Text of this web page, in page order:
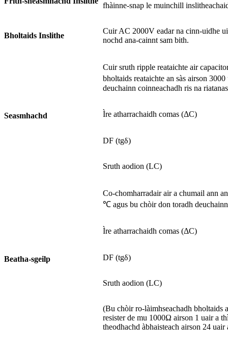
fhàinne-snap le muinchill
Bholtaids Inslithe
Cuir AC 2000V eadar na cinn-uidhe
nochd ana-cainnt sam bith.
Seasmhachd
Cuir sruth ripple reataichte air
bholtaids reataichte an sàs airson
deuchainn coinneachadh ris na
Ìre atharrachaidh comas (ΔC)
DF (tgδ)
Sruth aodion (LC)
Beatha-sgeilp
Co-chomharradair air a chumail ann
℃ agus bu chòir don toradh
Ìre atharrachaidh comas (ΔC)
DF (tgδ)
Sruth aodion (LC)
(Bu chòir ro-làimhseachadh bholtaids
resister de mu 1000Ω airson 1 uair a
theodhachd àbhaisteach airson 24